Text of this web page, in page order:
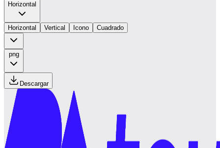
Horizontal
Horizontal Vertical Icono Cuadrado
png
Descargar